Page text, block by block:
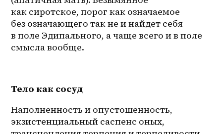
как сиротское, порог как означаемое
без означающего так не и найдет себя
в поле Эдипального, а чаще всего и в поле
смысла вообще.
Тело как сосуд
Наполненность и опустошенность,
экзистенциальный саспенс оных,